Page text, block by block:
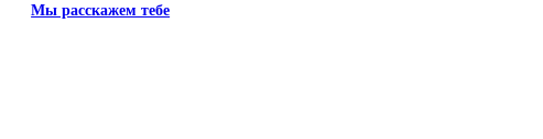
Мы расскажем тебе